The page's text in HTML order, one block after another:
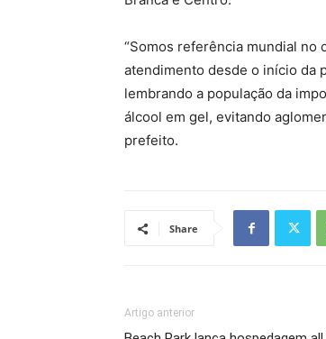
“Somos referência mundial no
atendimento desde o início da
lembrando a população da
álcool em gel, evitando
prefeito.
Share
Artigo anterior